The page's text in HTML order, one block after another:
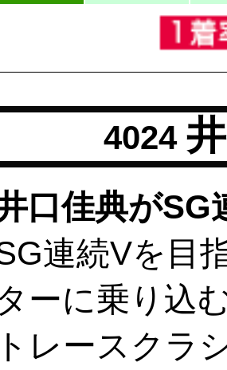
4024
口佳典がSG
連続Vを目
ーに乗り込
レースクラ